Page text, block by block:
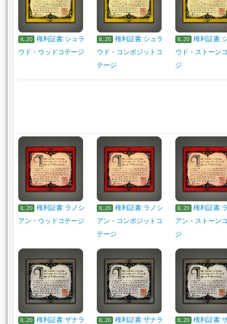
IL.20
権利証書:シュラ
ウド・ウッドコテージ
IL.20
権利証書:シュラ
ウド・コンポジットコ
テージ
IL.20
権利証書:
ウド・ストーン
ジ
IL.20
権利証書:ラノシ
アン・ウッドコテージ
IL.20
権利証書:ラノシ
アン・コンポジットコ
テージ
IL.20
権利証書:
アン・ストーン
ジ
IL.20
権利証書:ザナラ
IL.20
権利証書:ザナラ
IL.20
権利証書: